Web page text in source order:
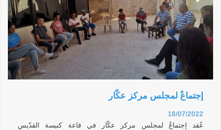
إجتماعٌ لمجلس مركز عكّار
18/07/2022
عُقد إجتماعٌ لمجلس مركز عكّار في قاعة كنيسة القدّيس